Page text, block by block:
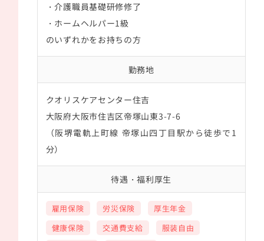
・介護職員基礎研修修了
・ホームヘルパー1級
のいずれかをお持ちの方
勤務地
クオリスケアセンター住吉
大阪府大阪市住吉区帝塚山東3-7-6
（阪堺電軌上町線 帝塚山四丁目駅から徒歩で1
分）
待遇・福利厚生
雇用保険 労災保険
厚生年金
健康保険
交通費支給
服装自由